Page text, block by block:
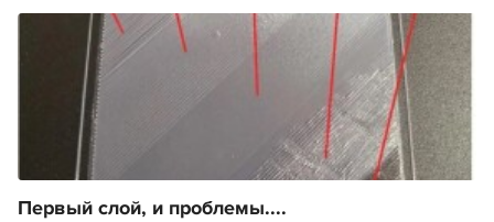
Первый слой, и проблемы....